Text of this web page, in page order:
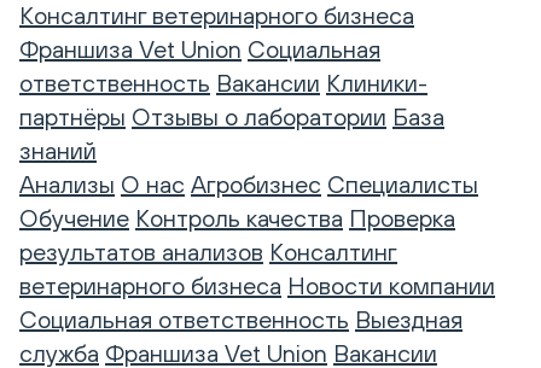
Консалтинг ветеринарного бизнеса
Франшиза Vet Union Социальная
ответственность Вакансии Клиники-
партнёры Отзывы о лаборатории База
знаний
Анализы О нас Агробизнес Специалисты
Обучение Контроль качества Проверка
результатов анализов Консалтинг
ветеринарного бизнеса Новости компании
Социальная ответственность Выездная
служба Франшиза Vet Union Вакансии